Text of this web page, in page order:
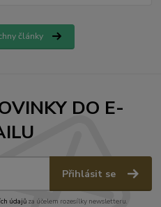
články
DO E-
Přihlásit se
údajůza účelem rozesílky newsletteru.